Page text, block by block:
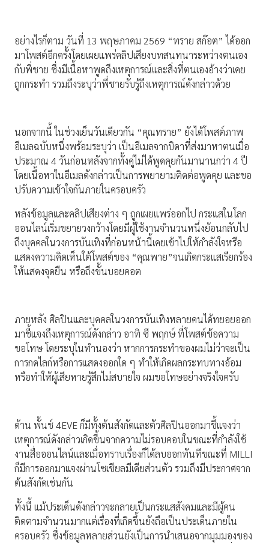
อย่างไรก็ตาม วันที่ 13 พฤษภาคม 2569 “ทราย สก๊อต” ได้ออก
มาโพสต์อีกครั้งโดยเผยแพร่คลิปเสียงบทสนทนาระหว่างตนเอง
กับพี่ชาย ซึ่งมีเนื้อหาพูดถึงเหตุการณ์และสิ่งที่ตนเองอ้างว่าเคย
ถูกกระทำ รวมถึงระบุว่าพี่ชายรับรู้ถึงเหตุการณ์ดังกล่าวด้วย
นอกจากนี้ ในช่วงเย็นวันเดียวกัน “คุณทราย” ยังได้โพสต์ภาพ
อีเมลฉบับหนึ่งพร้อมระบุว่า เป็นอีเมลจากบิดาที่ส่งมาหาตนเมื่อ
ประมาณ 4 วันก่อนหลังจากทั้งคู่ไม่ได้พูดคุยกันมานานกว่า 4 ปี
โดยเนื้อหาในอีเมลดังกล่าวเป็นการพยายามติดต่อพูดคุย และขอ
ปรับความเข้าใจกันภายในครอบครัว
หลังข้อมูลและคลิปเสียงต่าง ๆ ถูกเผยแพร่ออกไป กระแสในโลก
ออนไลน์เริ่มขยายวงกว้างโดยมีผู้ใช้งานจำนวนหนึ่งย้อนกลับไป
ถึงบุคคลในวงการบันเทิงที่ก่อนหน้านี้เคยเข้าไปให้กำลังใจหรือ
แสดงความคิดเห็นใต้โพสต์ของ “คุณพาย”จนเกิดกระแสเรียกร้อง
ให้แสดงจุดยืน หรือถึงขั้นบอยคอต
ภายหลัง ศิลปินและบุคคลในวงการบันเทิงหลายคนได้ทยอยออก
มาชี้แจงถึงเหตุการณ์ดังกล่าว อาทิ ซี พฤกษ์ ที่โพสต์ข้อความ
ขอโทษ โดยระบุในทำนองว่า หากการกระทำของผมไม่ว่าจะเป็น
การกดไลก์หรือการแสดงออกใด ๆ ทำให้เกิดผลกระทบทางอ้อม
หรือทำให้ผู้เสียหายรู้สึกไม่สบายใจ ผมขอโทษอย่างจริงใจครับ
ด้าน พั้นช์ 4EVE ก็มีทั้งต้นสังกัดและตัวศิลปินออกมาชี้แจงว่า
เหตุการณ์ดังกล่าวเกิดขึ้นจากความไม่รอบคอบในขณะที่กำลังใช้
งานสื่อออนไลน์และเมื่อทราบเรื่องก็ได้ลบออกทันทีขณะที่ MILLI
ก็มีการออกมาแจงผ่านโซเชียลมีเดียส่วนตัว รวมถึงมีประกาศจาก
ต้นสังกัดเช่นกัน
ทั้งนี้ แม้ประเด็นดังกล่าวจะกลายเป็นกระแสสังคมและมีผู้คน
ติดตามจำนวนมากแต่เรื่องที่เกิดขึ้นยังถือเป็นประเด็นภายใน
ครอบครัว ซึ่งข้อมูลหลายส่วนยังเป็นการนำเสนอจากมุมมองของ